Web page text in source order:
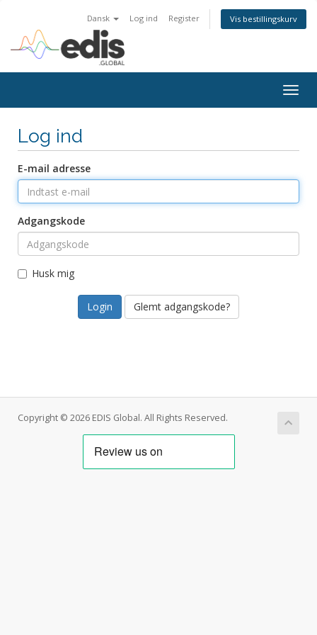
Dansk Log ind Register Vis bestillingskurv
Log ind
E-mail adresse
Adgangskode
Husk mig
Glemt adgangskode?
Copyright © 2026 EDIS Global. All Rights Reserved.